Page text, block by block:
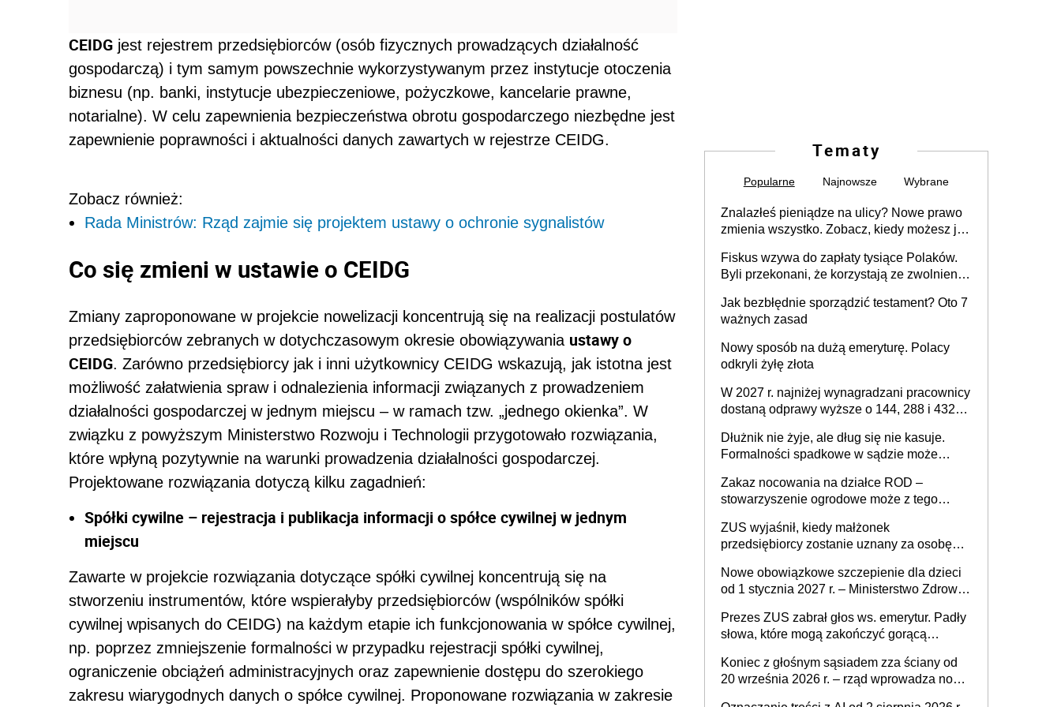
CEIDG jest rejestrem przedsiębiorców (osób fizycznych prowadzących działalność
gospodarczą) i tym samym powszechnie wykorzystywanym przez instytucje otoczenia
biznesu (np. banki, instytucje ubezpieczeniowe, pożyczkowe, kancelarie prawne,
notarialne). W celu zapewnienia bezpieczeństwa obrotu gospodarczego niezbędne jest
zapewnienie poprawności i aktualności danych zawartych w rejestrze CEIDG.
Zobacz również:
Rada Ministrów: Rząd zajmie się projektem ustawy o ochronie sygnalistów
Co się zmieni w ustawie o CEIDG
Zmiany zaproponowane w projekcie nowelizacji koncentrują się na realizacji postulatów
przedsiębiorców zebranych w dotychczasowym okresie obowiązywania ustawy o
CEIDG. Zarówno przedsiębiorcy jak i inni użytkownicy CEIDG wskazują, jak istotna jest
możliwość załatwienia spraw i odnalezienia informacji związanych z prowadzeniem
działalności gospodarczej w jednym miejscu – w ramach tzw. „jednego okienka”. W
związku z powyższym Ministerstwo Rozwoju i Technologii przygotowało rozwiązania,
które wpłyną pozytywnie na warunki prowadzenia działalności gospodarczej.
Projektowane rozwiązania dotyczą kilku zagadnień:
Spółki cywilne – rejestracja i publikacja informacji o spółce cywilnej w jednym
miejscu
Zawarte w projekcie rozwiązania dotyczące spółki cywilnej koncentrują się na
stworzeniu instrumentów, które wspierałyby przedsiębiorców (wspólników spółki
cywilnej wpisanych do CEIDG) na każdym etapie ich funkcjonowania w spółce cywilnej,
np. poprzez zmniejszenie formalności w przypadku rejestracji spółki cywilnej,
ograniczenie obciążeń administracyjnych oraz zapewnienie dostępu do szerokiego
zakresu wiarygodnych danych o spółce cywilnej. Proponowane rozwiązania w zakresie
Tematy
Popularne Najnowsze Wybrane
Znalazłeś pieniądze na ulicy? Nowe prawo
zmienia wszystko. Zobacz, kiedy możesz je
Fiskus wzywa do zapłaty tysiące Polaków.
Byli przekonani, że korzystają ze zwolnienia
Jak bezbłędnie sporządzić testament? Oto 7
ważnych zasad
Nowy sposób na dużą emeryturę. Polacy
odkryli żyłę złota
W 2027 r. najniżej wynagradzani pracownicy
dostaną odprawy wyższe o 144, 288 i 432
Dłużnik nie żyje, ale dług się nie kasuje.
Formalności spadkowe w sądzie może
zmarłego
Zakaz nocowania na działce ROD –
stowarzyszenie ogrodowe może z tego
działki (wypowiedzieć dzierżawę)?
ZUS wyjaśnił, kiedy małżonek
przedsiębiorcy zostanie uznany za osobę
Nowe obowiązkowe szczepienie dla dzieci
od 1 stycznia 2027 r. – Ministerstwo Zdrowia
2027 r.
Prezes ZUS zabrał głos ws. emerytur. Padły
słowa, które mogą zakończyć gorącą
Koniec z głośnym sąsiadem zza ściany od
20 września 2026 r. – rząd wprowadza nowe